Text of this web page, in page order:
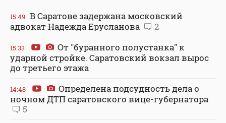
15:49 В Саратове задержана московский
адвокат Надежда Ерусланова
2
15:33
От "буранного полустанка" к
ударной стройке. Саратовский вокзал вырос
до третьего этажа
14:48
Определена подсудность дела о
ночном ДТП саратовского вице-губернатора
5